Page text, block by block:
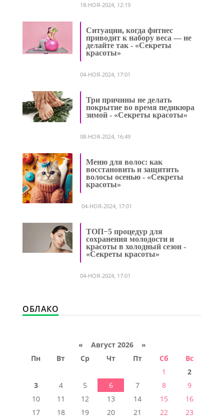
18-НОЯ-2024, 12:19
Ситуации, когда фитнес
приводит к набору веса — не
делайте так - «Секреты
красоты»
04-НОЯ-2024, 17:01
Три причины не делать
покрытие во время педикюра
зимой - «Секреты красоты»
08-НОЯ-2024, 16:49
Меню для волос: как
восстановить и защитить
волосы осенью - «Секреты
красоты»
04-НОЯ-2024, 17:01
ТОП−5 процедур для
сохранения молодости и
красоты в холодный сезон -
«Секреты красоты»
04-НОЯ-2024, 17:01
ОБЛАКО
« Август 2026 »
Пн
Вт Ср Чт Пт Сб
Вс
1
2
3
4 5 6 7 8
9
10
11 12 13 14 15
16
17
18 19 20 21 22
23